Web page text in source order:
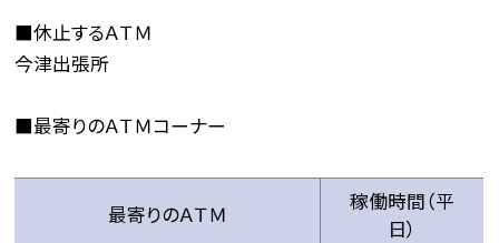
■休止するＡＴＭ
今津出張所
■最寄りのＡＴＭコーナー
最寄りのＡＴＭ
稼働時間（平
日）